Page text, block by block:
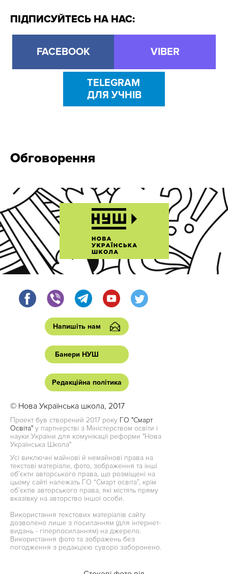
ПІДПИСУЙТЕСЬ НА НАС:
FACEBOOK VIBER
TELEGRAM
ДЛЯ УЧНІВ
Обговорення
Напишіть нам
Банери НУШ
Редакційна політика
© Нова Українська школа, 2017
Проект був створений 2017 року ГО "Смарт
Освіта" у партнерстві з Міністерством освіти і
науки України для комунікації реформи "Нова
Українська Школа"
Усі виключні майнові й немайнові права на
текстові матеріали, фото, зображення та інші
об’єкти авторського права, що розміщені на
цьому сайті належать ГО “Смарт освіта”, крім
об’єктів авторського права, які містять пряму
вказівку на авторство іншої особи.
Використання текстових матеріалів сайту
дозволено лише з посиланням (для інтернет-
видань - гіперпосиланням) на джерело.
Використання фото та зображень без
погодження з редакцією суворо заборонено.